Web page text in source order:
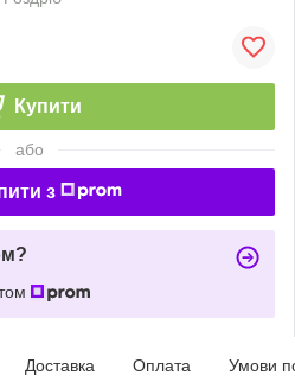
Купити
або
з
Доставка Оплата Умови